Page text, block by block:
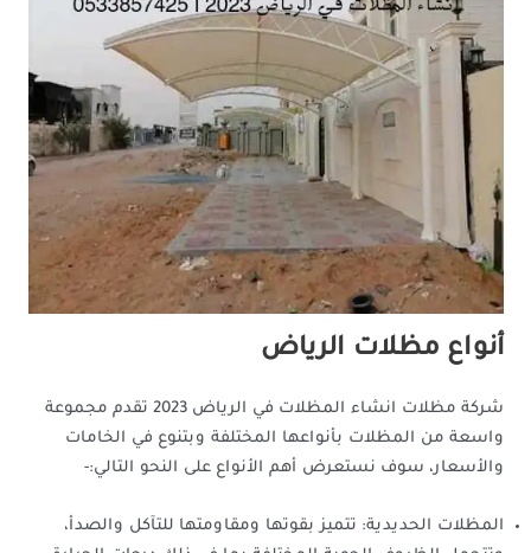
أنواع مظلات الرياض
شركة مظلات انشاء المظلات في الرياض 2023 تقدم مجموعة
واسعة من المظلات بأنواعها المختلفة وبتنوع في الخامات
والأسعار، سوف نستعرض أهم الأنواع على النحو التالي:-
المظلات الحديدية: تتميز بقوتها ومقاومتها للتآكل والصدأ،